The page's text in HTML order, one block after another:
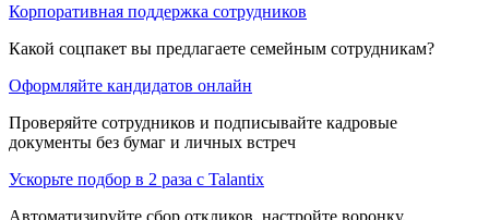
Корпоративная поддержка сотрудников
Какой соцпакет вы предлагаете семейным сотрудникам?
Оформляйте кандидатов онлайн
Проверяйте сотрудников и подписывайте кадровые
документы без бумаг и личных встреч
Ускорьте подбор в 2 раза с Talantix
Автоматизируйте сбор откликов, настройте воронку,